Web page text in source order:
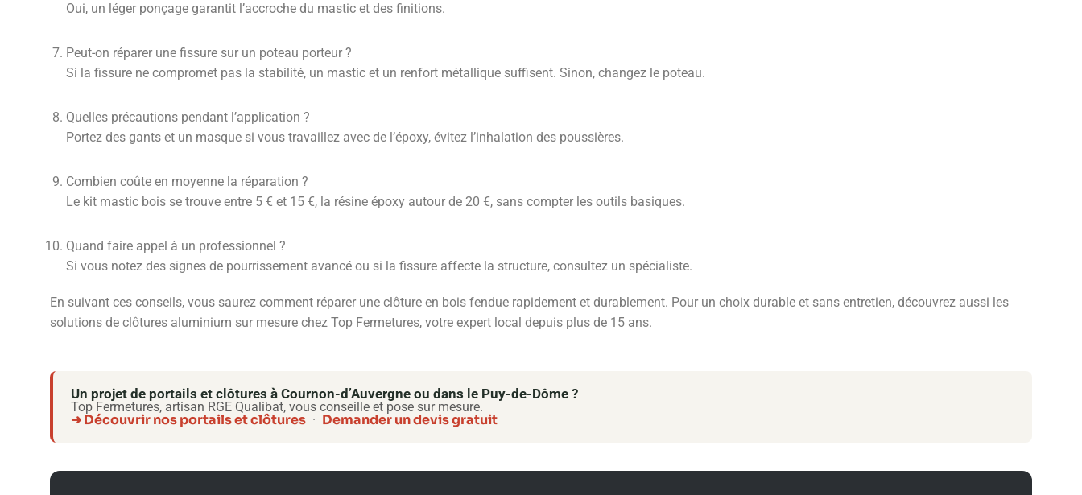
Oui, un léger ponçage garantit l’accroche du mastic et des finitions.
Peut-on réparer une fissure sur un poteau porteur ?
Si la fissure ne compromet pas la stabilité, un mastic et un renfort métallique suffisent. Sinon, changez le poteau.
Quelles précautions pendant l’application ?
Portez des gants et un masque si vous travaillez avec de l’époxy, évitez l’inhalation des poussières.
Combien coûte en moyenne la réparation ?
Le kit mastic bois se trouve entre 5 € et 15 €, la résine époxy autour de 20 €, sans compter les outils basiques.
Quand faire appel à un professionnel ?
Si vous notez des signes de pourrissement avancé ou si la fissure affecte la structure, consultez un spécialiste.
En suivant ces conseils, vous saurez comment réparer une clôture en bois fendue rapidement et durablement. Pour un choix durable et sans entretien, découvrez aussi les
solutions de clôtures aluminium sur mesure chez Top Fermetures, votre expert local depuis plus de 15 ans.
Un projet de portails et clôtures à Cournon-d’Auvergne ou dans le Puy-de-Dôme ?
Top Fermetures, artisan RGE Qualibat, vous conseille et pose sur mesure.
➜ Découvrir nos portails et clôtures · Demander un devis gratuit